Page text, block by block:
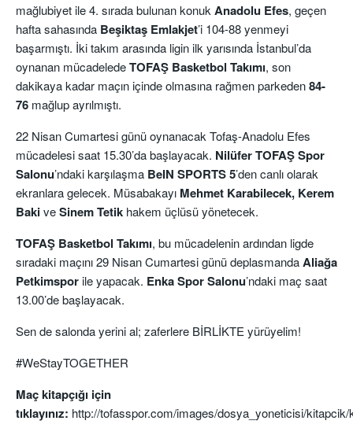
mağlubiyet ile 4. sırada bulunan konuk Anadolu Efes, geçen
hafta sahasında Beşiktaş Emlakjet’i 104-88 yenmeyi
başarmıştı. İki takım arasında ligin ilk yarısında İstanbul’da
oynanan mücadeledeTOFAŞ Basketbol Takımı, son
dakikaya kadar maçın içinde olmasına rağmen parkeden84-
76 mağlup ayrılmıştı.
22 Nisan Cumartesi günü oynanacak Tofaş-Anadolu Efes
mücadelesi saat 15.30’da başlayacak. Nilüfer TOFAŞ Spor
Salonu’ndaki karşılaşma BeIN SPORTS 5’den canlı olarak
ekranlara gelecek. Müsabakayı Mehmet Karabilecek, Kerem
BakiveSinem Tetik hakem üçlüsü yönetecek.
TOFAŞ Basketbol Takımı, bu mücadelenin ardından ligde
sıradaki maçını 29 Nisan Cumartesi günü deplasmandaAliağa
Petkimsporile yapacak. Enka Spor Salonu’ndaki maç saat
13.00’de başlayacak.
Sen de salonda yerini al; zaferlere BİRLİKTE yürüyelim!
#WeStayTOGETHER
Maç kitapçığı için
tıklayınız: http://tofasspor.com/images/dosya_yoneticisi/kitapcik/